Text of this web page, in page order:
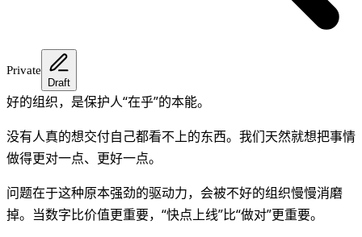
Private
Draft
好的组织，是保护人“在乎”的本能。
没有人真的想交付自己都看不上的东西。我们天然就想把事情
做得更对一点、更好一点。
问题在于这种原本强劲的驱动力，会被不好的组织慢慢消磨
掉。当数字比价值更重要，“快点上线”比“做对”更重要。